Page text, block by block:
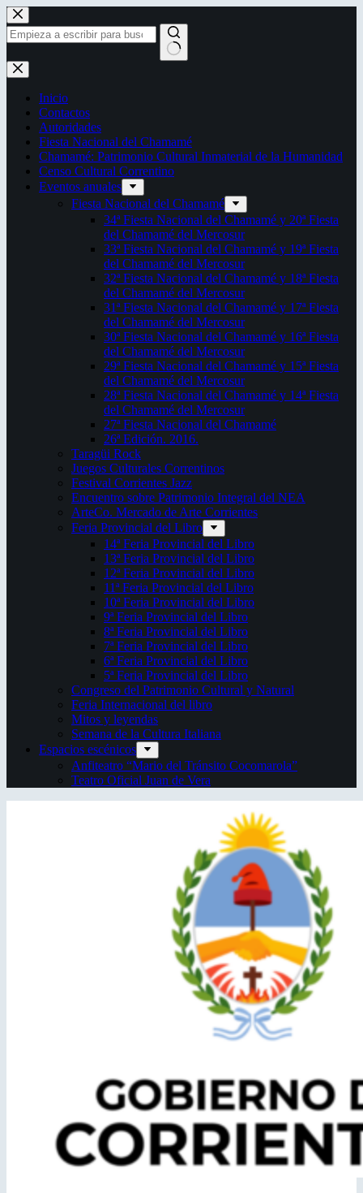
Saltar
al
contenido
Sin
resultados
Inicio
Contactos
Autoridades
Fiesta Nacional del Chamamé
Chamamé: Patrimonio Cultural Inmaterial de la Humanidad
Censo Cultural Correntino
Eventos anuales
Fiesta Nacional del Chamamé
34ª Fiesta Nacional del Chamamé y 20ª Fiesta
del Chamamé del Mercosur
33ª Fiesta Nacional del Chamamé y 19ª Fiesta
del Chamamé del Mercosur
32ª Fiesta Nacional del Chamamé y 18ª Fiesta
del Chamamé del Mercosur
31ª Fiesta Nacional del Chamamé y 17ª Fiesta
del Chamamé del Mercosur
30ª Fiesta Nacional del Chamamé y 16ª Fiesta
del Chamamé del Mercosur
29ª Fiesta Nacional del Chamamé y 15ª Fiesta
del Chamamé del Mercosur
28ª Fiesta Nacional del Chamamé y 14ª Fiesta
del Chamamé del Mercosur
27ª Fiesta Nacional del Chamamé
26ª Edición. 2016.
Taragüi Rock
Juegos Culturales Correntinos
Festival Corrientes Jazz
Encuentro sobre Patrimonio Integral del NEA
ArteCo. Mercado de Arte Corrientes
Feria Provincial del Libro
14ª Feria Provincial del Libro
13ª Feria Provincial del Libro
12ª Feria Provincial del Libro
11ª Feria Provincial del Libro
10ª Feria Provincial del Libro
9ª Feria Provincial del Libro
8ª Feria Provincial del Libro
7ª Feria Provincial del Libro
6ª Feria Provincial del Libro
5ª Feria Provincial del Libro
Congreso del Patrimonio Cultural y Natural
Feria Internacional del libro
Mitos y leyendas
Semana de la Cultura Italiana
Espacios escénicos
Anfiteatro “Mario del Tránsito Cocomarola”
Teatro Oficial Juan de Vera